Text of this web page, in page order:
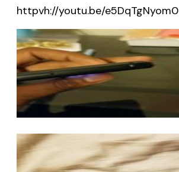
httpvh://youtu.be/e5DqTgNyom0